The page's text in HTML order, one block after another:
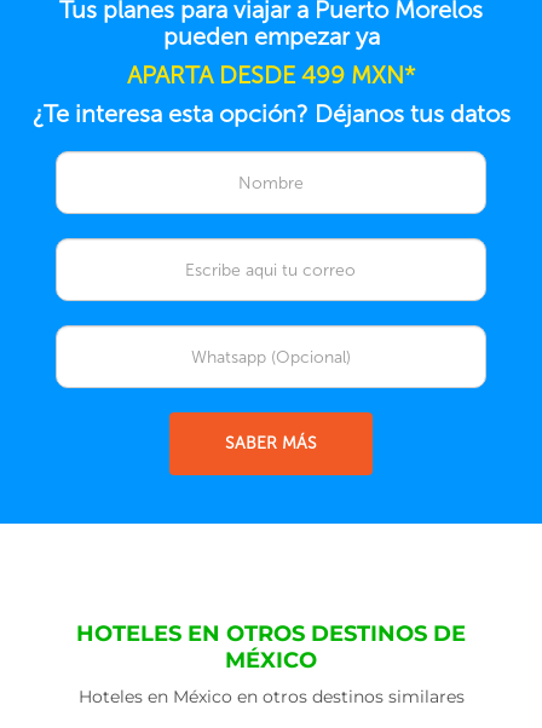
Tus planes para viajar a Puerto Morelos
pueden empezar ya
APARTA DESDE 499 MXN*
¿Te interesa esta opción? Déjanos tus datos
SABER MÁS
HOTELES EN OTROS DESTINOS DE
MÉXICO
Hoteles en México en otros destinos similares